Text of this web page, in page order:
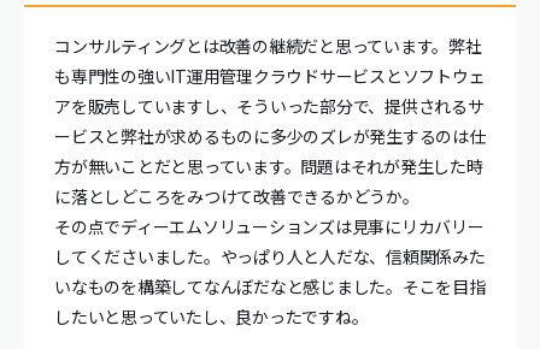
コンサルティングとは改善の継続だと思っています。弊社
も専門性の強いIT運用管理クラウドサービスとソフトウェ
アを販売していますし、そういった部分で、提供されるサ
ービスと弊社が求めるものに多少のズレが発生するのは仕
方が無いことだと思っています。問題はそれが発生した時
に落としどころをみつけて改善できるかどうか。
その点でディーエムソリューションズは見事にリカバリー
してくださいました。やっぱり人と人だな、信頼関係みた
いなものを構築してなんぼだなと感じました。そこを目指
したいと思っていたし、良かったですね。